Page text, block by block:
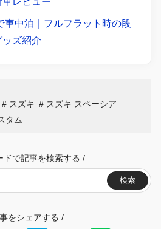
車中泊｜フルフラット時の段
ズ紹介
スズキ
スズキ スペーシア
タム
ドで記事を検索する /
検索
をシェアする /